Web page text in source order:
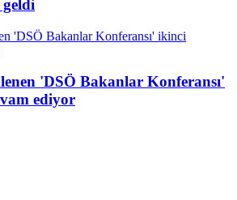
'DSÖ Bakanlar Konferansı'
ediyor